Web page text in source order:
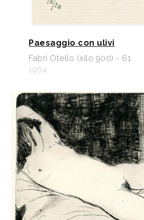
Paesaggio con ulivi
Fabri Otello (xilo 900) - 61
1964